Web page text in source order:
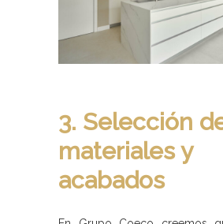
3. Selección
materiales y
acabados